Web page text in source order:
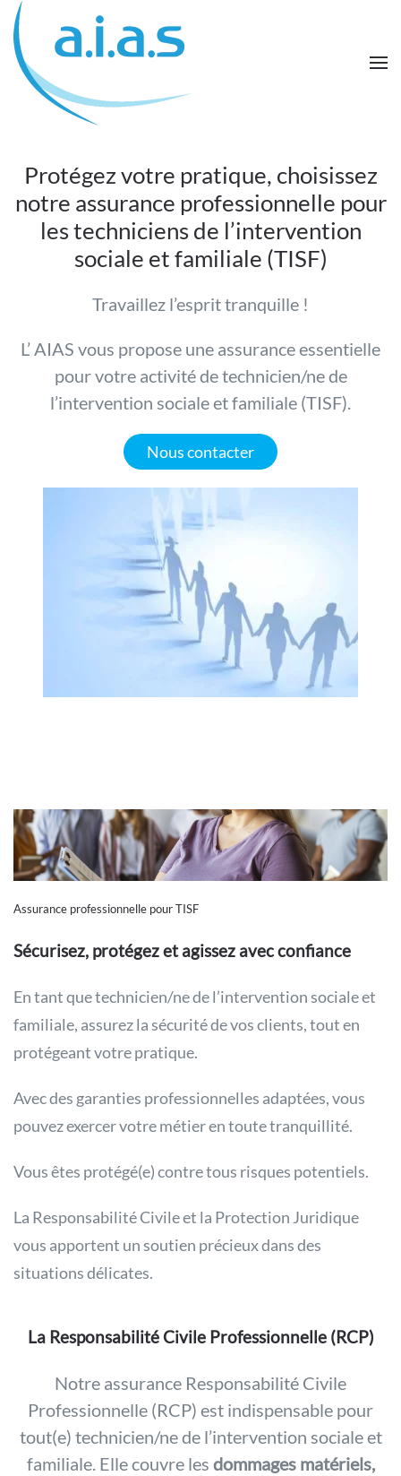
Passer au contenu principal
Protégez votre pratique, choisissez
notre assurance professionnelle pour
les techniciens de l’intervention
sociale et familiale (TISF)
Travaillez l’esprit tranquille !
L’ AIAS vous propose une assurance essentielle
pour votre activité de technicien/ne de
l’intervention sociale et familiale (TISF).
Nous contacter
Assurance professionnelle pour TISF
Sécurisez, protégez et agissez avec confiance
En tant que technicien/ne de l’intervention sociale et
familiale, assurez la sécurité de vos clients, tout en
protégeant votre pratique.
Avec des garanties professionnelles adaptées, vous
pouvez exercer votre métier en toute tranquillité.
Vous êtes protégé(e) contre tous risques potentiels.
La Responsabilité Civile et la Protection Juridique
vous apportent un soutien précieux dans des
situations délicates.
La Responsabilité Civile Professionnelle (RCP)
Notre assurance Responsabilité Civile
Professionnelle (RCP) est indispensable pour
tout(e) technicien/ne de l’intervention sociale et
familiale. Elle couvre les dommages matériels,